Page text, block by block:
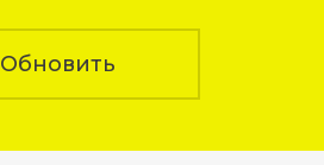
Обновить